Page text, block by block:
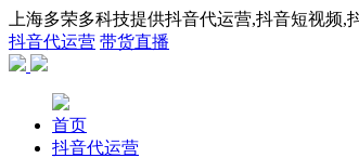
上海多荣多科技提供抖音代运营,抖音短视频
抖音代运营 带货直播
首页
抖音代运营